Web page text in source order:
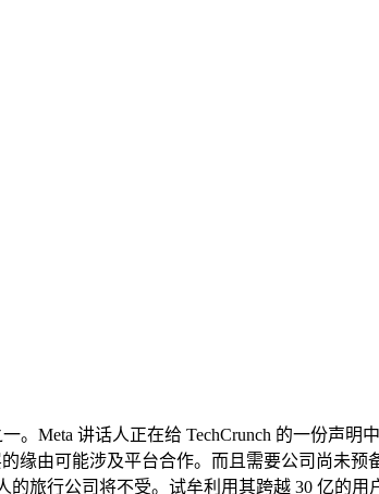
Meta 讲话人正在给 TechCrunch 的一份声明
由可能涉及平台合作。而且需要公司尚未预
旅行公司将不受。试牟利用其跨越 30 亿的